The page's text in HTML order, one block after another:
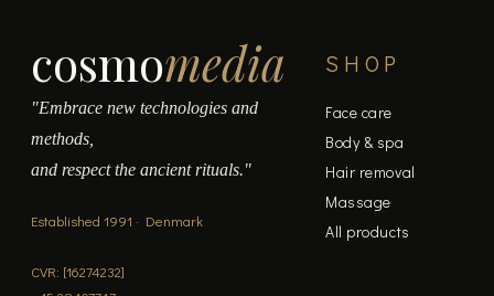
cosmomedia
"Embrace new technologies and
methods,
and respect the ancient rituals."
Established 1991 · Denmark
CVR: [16274232]
SHOP
Face care
Body & spa
Hair removal
Massage
All products